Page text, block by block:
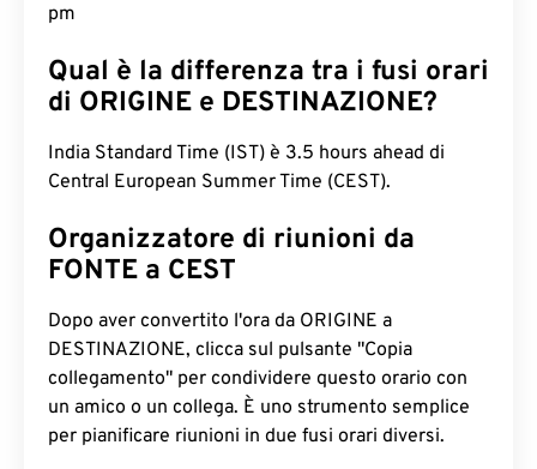
pm
Qual è la differenza tra i fusi orari
di ORIGINE e DESTINAZIONE?
India Standard Time (IST) è 3.5 hours ahead di
Central European Summer Time (CEST).
Organizzatore di riunioni da
FONTE a CEST
Dopo aver convertito l'ora da ORIGINE a
DESTINAZIONE, clicca sul pulsante "Copia
collegamento" per condividere questo orario con
un amico o un collega. È uno strumento semplice
per pianificare riunioni in due fusi orari diversi.